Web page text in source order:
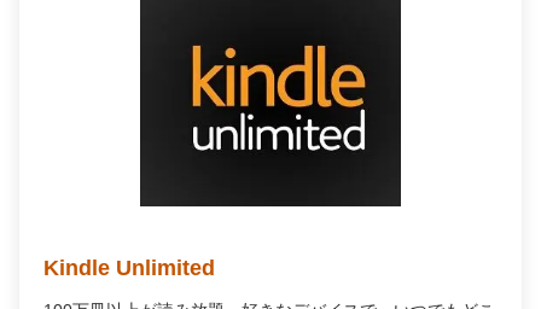
Kindle Unlimited